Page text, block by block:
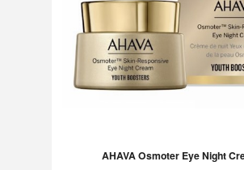
AHAVA Osmoter Eye Night